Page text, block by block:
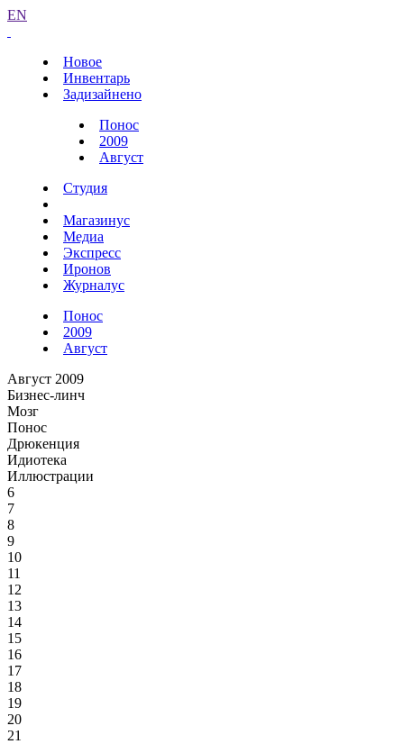
EN
Новое
Инвентарь
Задизайнено
Понос
2009
Август
Студия
Магазинус
Медиа
Экспресс
Иронов
Журналус
Понос
2009
Август
Август 2009
Бизнес-линч
Мозг
Понос
Дрюкенция
Идиотека
Иллюстрации
6
7
8
9
10
11
12
13
14
15
16
17
18
19
20
21